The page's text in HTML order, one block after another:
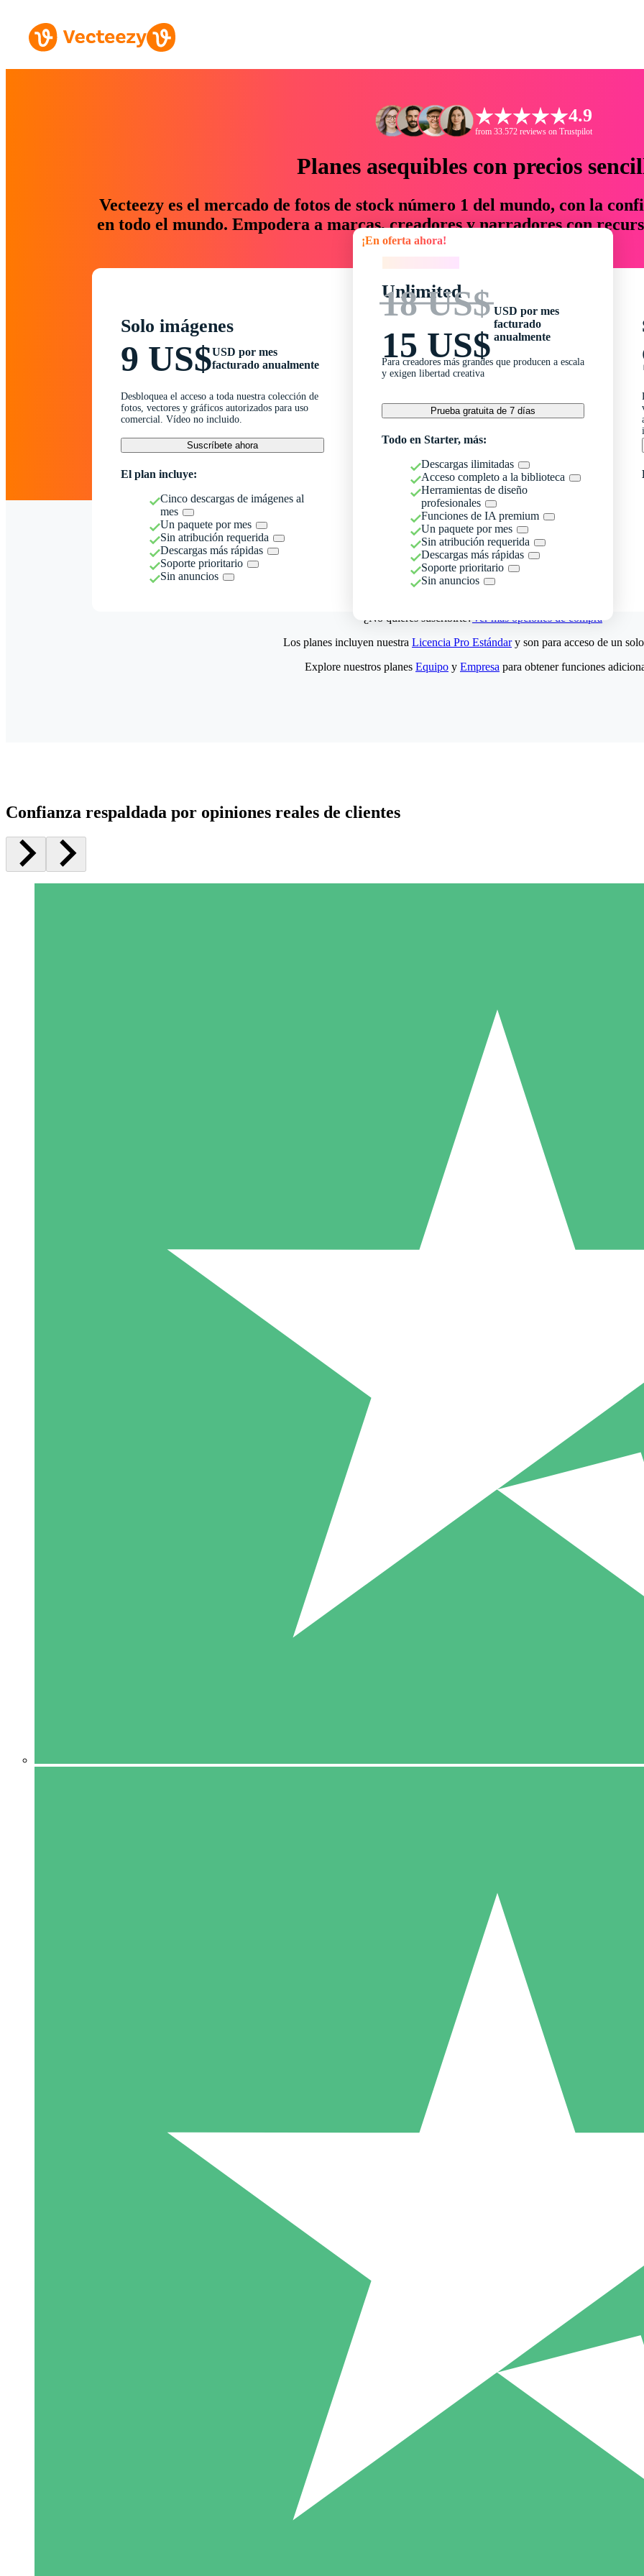
4.9
from 33.572 reviews on Trustpilot
Planes asequibles con precios
Vecteezy es el mercado de fotos de stock número 1 del mundo, con la
en todo el mundo. Empodera a marcas, creadores y narradores con
un 76 % en tiempo y presupuesto.
Solo imágenes
9 US$USD por mes
facturado anualmente
Desbloquea el acceso a toda nuestra colección de
fotos, vectores y gráficos autorizados para uso
comercial. Vídeo no incluido.
Suscríbete ahora
El plan incluye:
Cinco descargas de imágenes al
mes
Un paquete por mes
Sin atribución requerida
Descargas más rápidas
Soporte prioritario
Sin anuncios
¡En oferta ahora!
Unlimited
18 US$
15 US$
USD por mes
facturado
anualmente
Para creadores más grandes que producen a escala
y exigen libertad creativa
Prueba gratuita de 7 días
Todo en Starter, más:
Descargas ilimitadas
Acceso completo a la biblioteca
Herramientas de diseño
profesionales
Funciones de IA premium
Un paquete por mes
Sin atribución requerida
Descargas más rápidas
Soporte prioritario
Sin anuncios
¿No quieres suscribirte?Ver más opciones de compra
5 Descargas
15
Los planes incluyen nuestra Licencia Pro Estándary son para acceso de un
Explore nuestros planes Equipo y Empresa para obtener funciones
Confianza respaldada por opiniones reales de clientes